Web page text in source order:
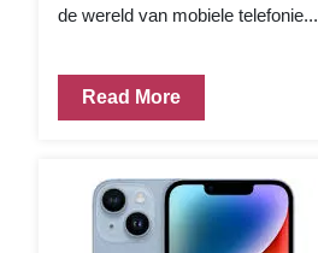
de wereld van mobiele telefonie...
Read More